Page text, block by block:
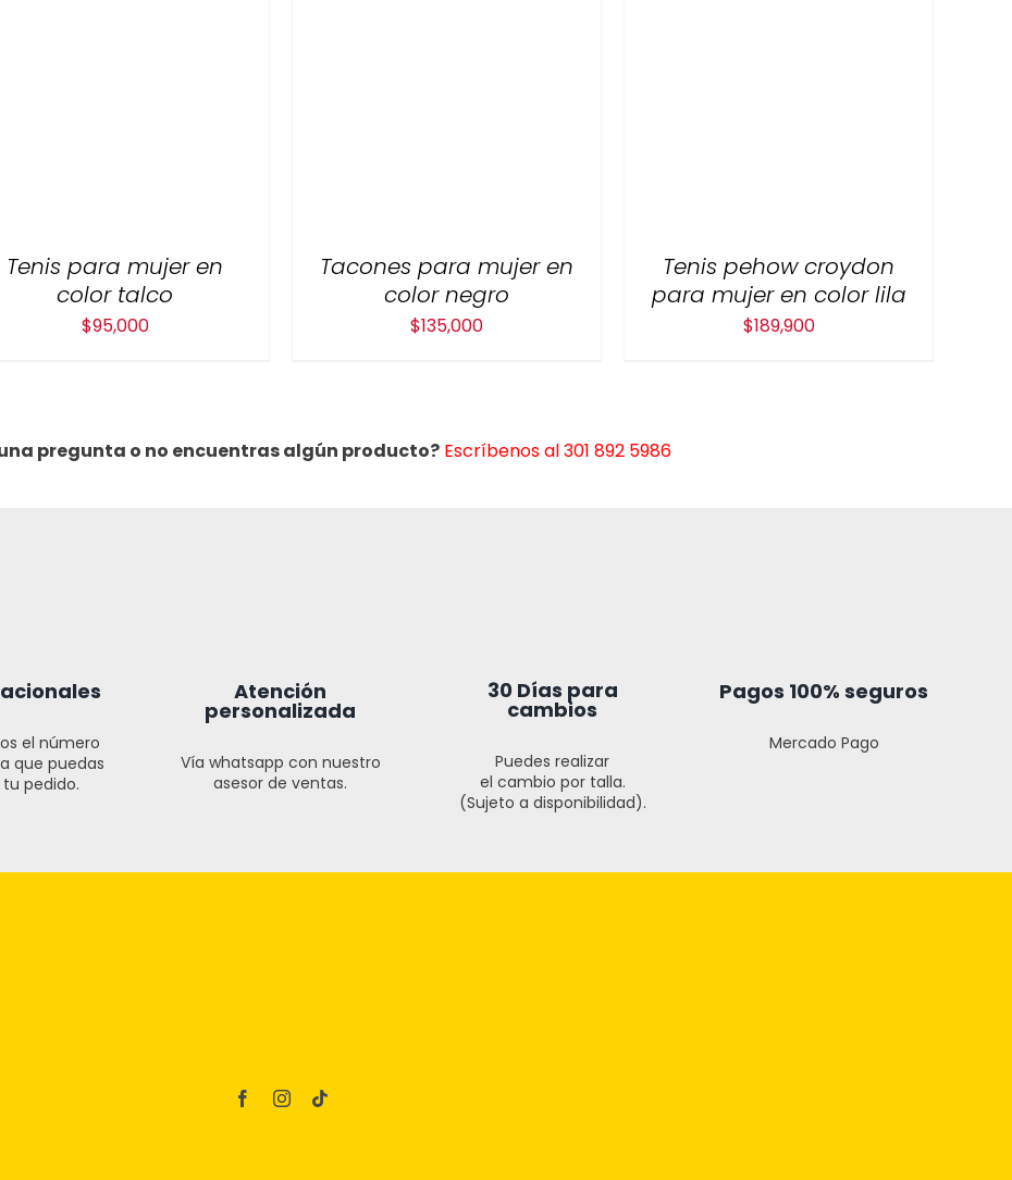
Tenis para mujer en
color talco
$95,000
Tacones para mujer en
color negro
$135,000
Tenis pehow croydon
para mujer en color lila
$189,900
pregunta o no encuentras algún producto? Escríbenos al 301 892 5986
el número
que puedas
pedido.
Atención
personalizada
Vía whatsapp con nuestro
asesor de ventas.
30 Días para
cambios
Puedes realizar
el cambio por talla.
(Sujeto a disponibilidad).
Pagos 100% seguros
Mercado Pago